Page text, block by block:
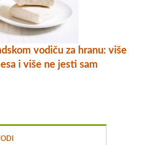
vodiču za hranu: više
i više ne jesti sam